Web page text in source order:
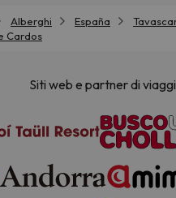
Alberghi España
Cardos
Siti web e partner di